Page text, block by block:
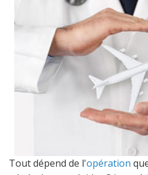
Tout dépend de l'opération